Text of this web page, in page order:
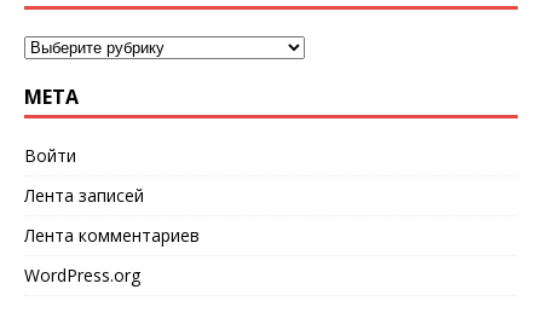
МЕТА
Войти
Лента записей
Лента комментариев
WordPress.org